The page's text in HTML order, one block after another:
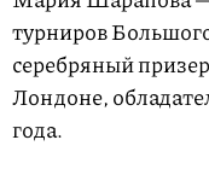
турниров
серебряный
Лондоне,
года.